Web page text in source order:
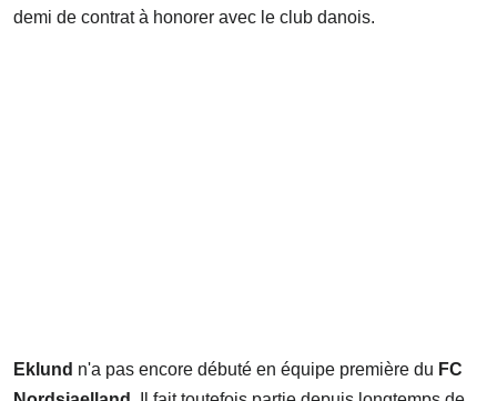
demi de contrat à honorer avec le club danois.
Eklund n'a pas encore débuté en équipe première du FC